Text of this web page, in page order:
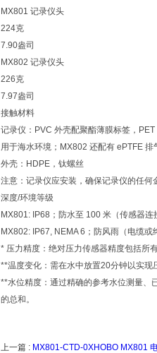
MX801 记录仪头
224克
7.90盎司
MX802 记录仪头
226克
7.97盎司
接触材料
记录仪：PVC 外壳配聚酯薄膜标签，
用于海水环境；MX802 还配有 ePTFE 排
外壳：HDPE，钛螺丝
注意：记录仪应安装，确保记录仪的任何
深度/环境等级
MX801: IP68；防水至 100 米（传感器连
MX802: IP67, NEMA 6；防风雨（电缆
* 压力精度：绝对压力传感器精度包括所
**温度变化：需在水中放置20分钟以实
**水位精度：通过精确的参考水位测量、
的总和。
上一篇 : MX801-CTD-0XHOBO MX801